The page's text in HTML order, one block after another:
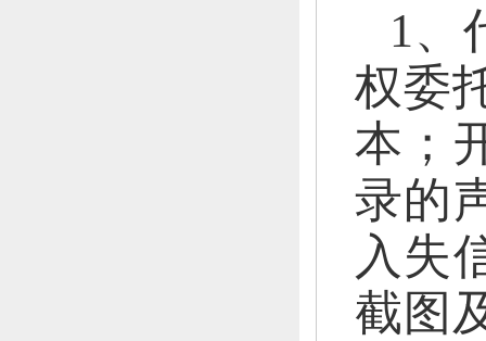
1、
权委
本；
录的
入失
截图